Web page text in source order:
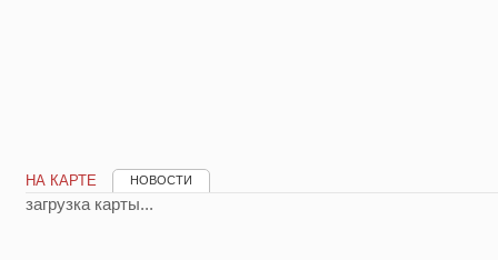
НА КАРТЕ НОВОСТИ
загрузка карты...